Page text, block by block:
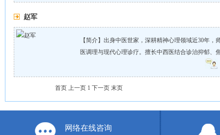
赵军
【简介】出身中医世家，深耕精神心理领域近30年
医调理与现代心理诊疗。擅长中西医结合诊治抑郁、
首页 上一页 1 下一页 末页
网络在线咨询